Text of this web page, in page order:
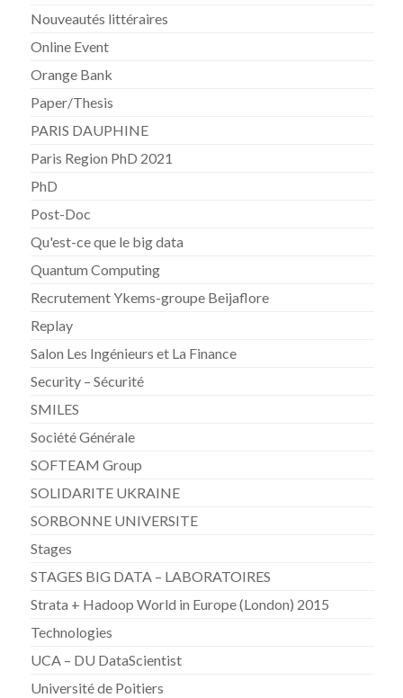
Nouveautés littéraires
Online Event
Orange Bank
Paper/Thesis
PARIS DAUPHINE
Paris Region PhD 2021
PhD
Post-Doc
Qu'est-ce que le big data
Quantum Computing
Recrutement Ykems-groupe Beijaflore
Replay
Salon Les Ingénieurs et La Finance
Security – Sécurité
SMILES
Société Générale
SOFTEAM Group
SOLIDARITE UKRAINE
SORBONNE UNIVERSITE
Stages
STAGES BIG DATA – LABORATOIRES
Strata + Hadoop World in Europe (London) 2015
Technologies
UCA – DU DataScientist
Université de Poitiers